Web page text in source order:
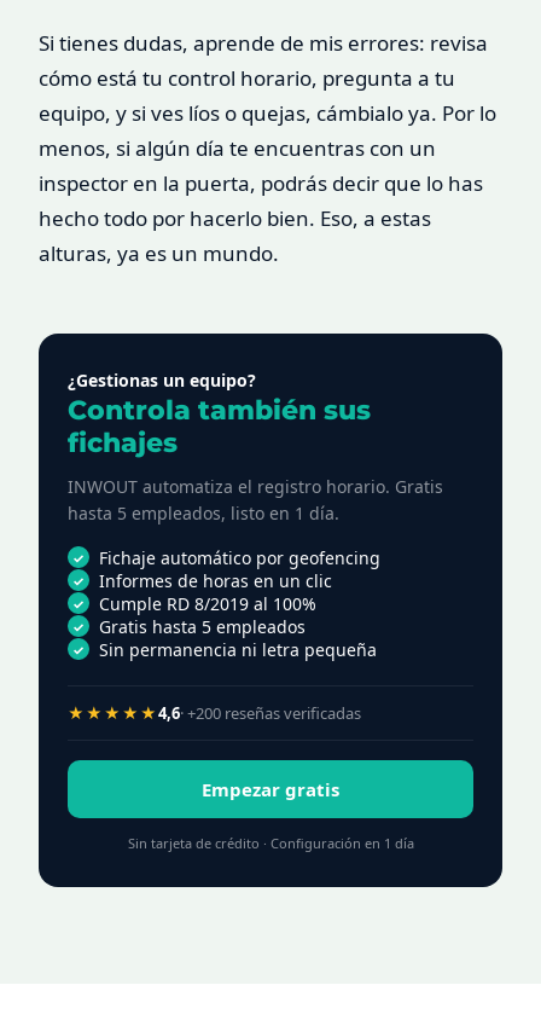
Si tienes dudas, aprende de mis errores: revisa
cómo está tu control horario, pregunta a tu
equipo, y si ves líos o quejas, cámbialo ya. Por lo
menos, si algún día te encuentras con un
inspector en la puerta, podrás decir que lo has
hecho todo por hacerlo bien. Eso, a estas
alturas, ya es un mundo.
¿Gestionas un equipo?
Controla también sus
fichajes
INWOUT automatiza el registro horario. Gratis
hasta 5 empleados, listo en 1 día.
Fichaje automático por geofencing
Informes de horas en un clic
Cumple RD 8/2019 al 100%
Gratis hasta 5 empleados
Sin permanencia ni letra pequeña
★★★★★4,6· +200 reseñas verificadas
Empezar gratis
Sin tarjeta de crédito · Configuración en 1 día